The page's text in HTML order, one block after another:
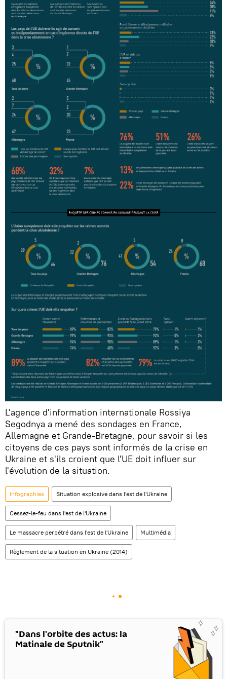
L'agence d'information internationale Rossiya
Segodnya a mené des sondages en France,
Allemagne et Grande-Bretagne, pour savoir si les
citoyens de ces pays sont informés de la crise en
Ukraine et s'ils croient que l'UE doit influer sur
l'évolution de la situation.
Infographies Situation explosive dans l'est de l'Ukraine
Cessez-le-feu dans l'est de l'Ukraine
Le massacre perpétré dans l'est de l'Ukraine Multimédia
Règlement de la situation en Ukraine (2014)
"Dans l'orbite des actus: la
Matinale de Sputnik"